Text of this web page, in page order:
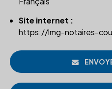
Site internet :
https://lmg-notaires-